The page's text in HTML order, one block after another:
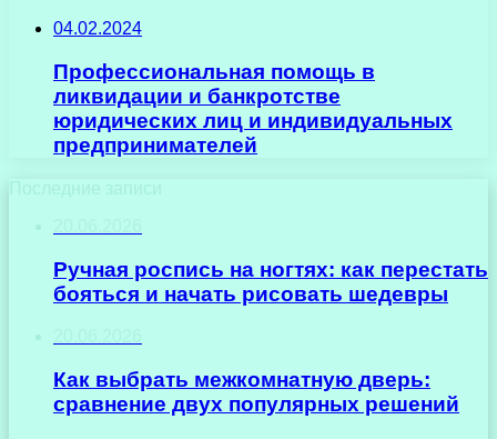
04.02.2024
Профессиональная помощь в
ликвидации и банкротстве
юридических лиц и индивидуальных
предпринимателей
Последние записи
Ручная роспись на ногтях: как перестать
бояться и начать рисовать шедевры
Как выбрать межкомнатную дверь:
сравнение двух популярных решений